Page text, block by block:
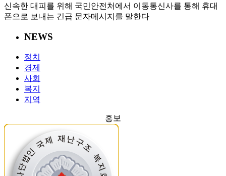
신속한 대피를 위해 국민안전처에서 이동통신사를 통해 휴대
폰으로 보내는 긴급 문자메시지를 말한다
NEWS
정치
경제
사회
복지
지역
홍보